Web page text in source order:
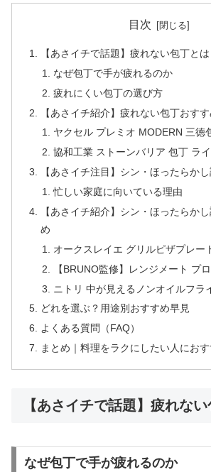
目次
【あさイチで話題】疲れない包丁とは
なぜ包丁で手が疲れるのか
疲れにくい包丁の選び方
【あさイチ紹介】疲れない包丁おす
ヤクセル プレミオ MODERN 三徳
協和工業 ストーンバリア 包丁 ラ
【あさイチ注目】シン・ほったらか
忙しい家庭に向いている理由
【あさイチ紹介】シン・ほったらか
め
オークスレイエ グリルピザプレー
【BRUNO監修】レンジメート プ
ニトリ 中が見えるノンオイルフラ
どれを選ぶ？用途別おすすめ早見
よくある質問（FAQ）
まとめ｜料理をラクにしたい人にお
【あさイチで話題】疲れな
なぜ包丁で手が疲れるのか